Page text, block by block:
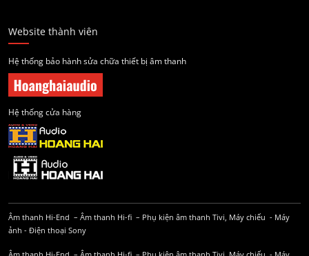
Website thành viên
Hệ thống bảo hành sửa chữa thiết bị âm thanh
Hệ thống cửa hàng
Âm thanh Hi-End – Âm thanh Hi-fi – Phụ kiện âm thanh Tivi, Máy chiếu - Máy
ảnh - Điện thoại Sony